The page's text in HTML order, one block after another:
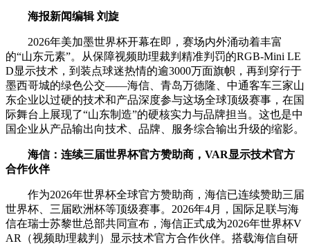
海报新闻编辑 刘旋
2026年美加墨世界杯开幕在即，赛场内外涌动着丰富
的“山东元素”。从保障视频助理裁判精准判罚的RGB-Mini LE
D显示技术，到装点球迷热情的逾3000万面旗帜，再到穿行于
墨西哥城的绿色公交——海信、青岛万德隆、中通客车三家山
东企业以过硬的技术和产品深度参与这场全球顶级赛事，在国
际舞台上展现了“山东制造”的硬核实力与品牌担当。这也是中
国企业从产品输出向技术、品牌、服务综合输出升级的缩影。
海信：连续三届世界杯官方赞助商，VAR显示技术官方
合作伙伴
作为2026年世界杯全球官方赞助商，海信已连续赞助三届
世界杯、三届欧洲杯等顶级赛事。2026年4月，国际足联与海
信在瑞士苏黎世总部共同宣布，海信正式成为2026年世界杯V
AR（视频助理裁判）显示技术官方合作伙伴。搭载海信自研